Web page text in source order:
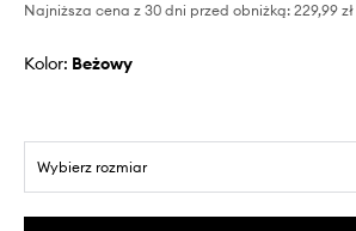
Najniższa cena z 30 dni przed obniżką: 229,99 zł
Kolor: beżowy
Wybierz rozmiar